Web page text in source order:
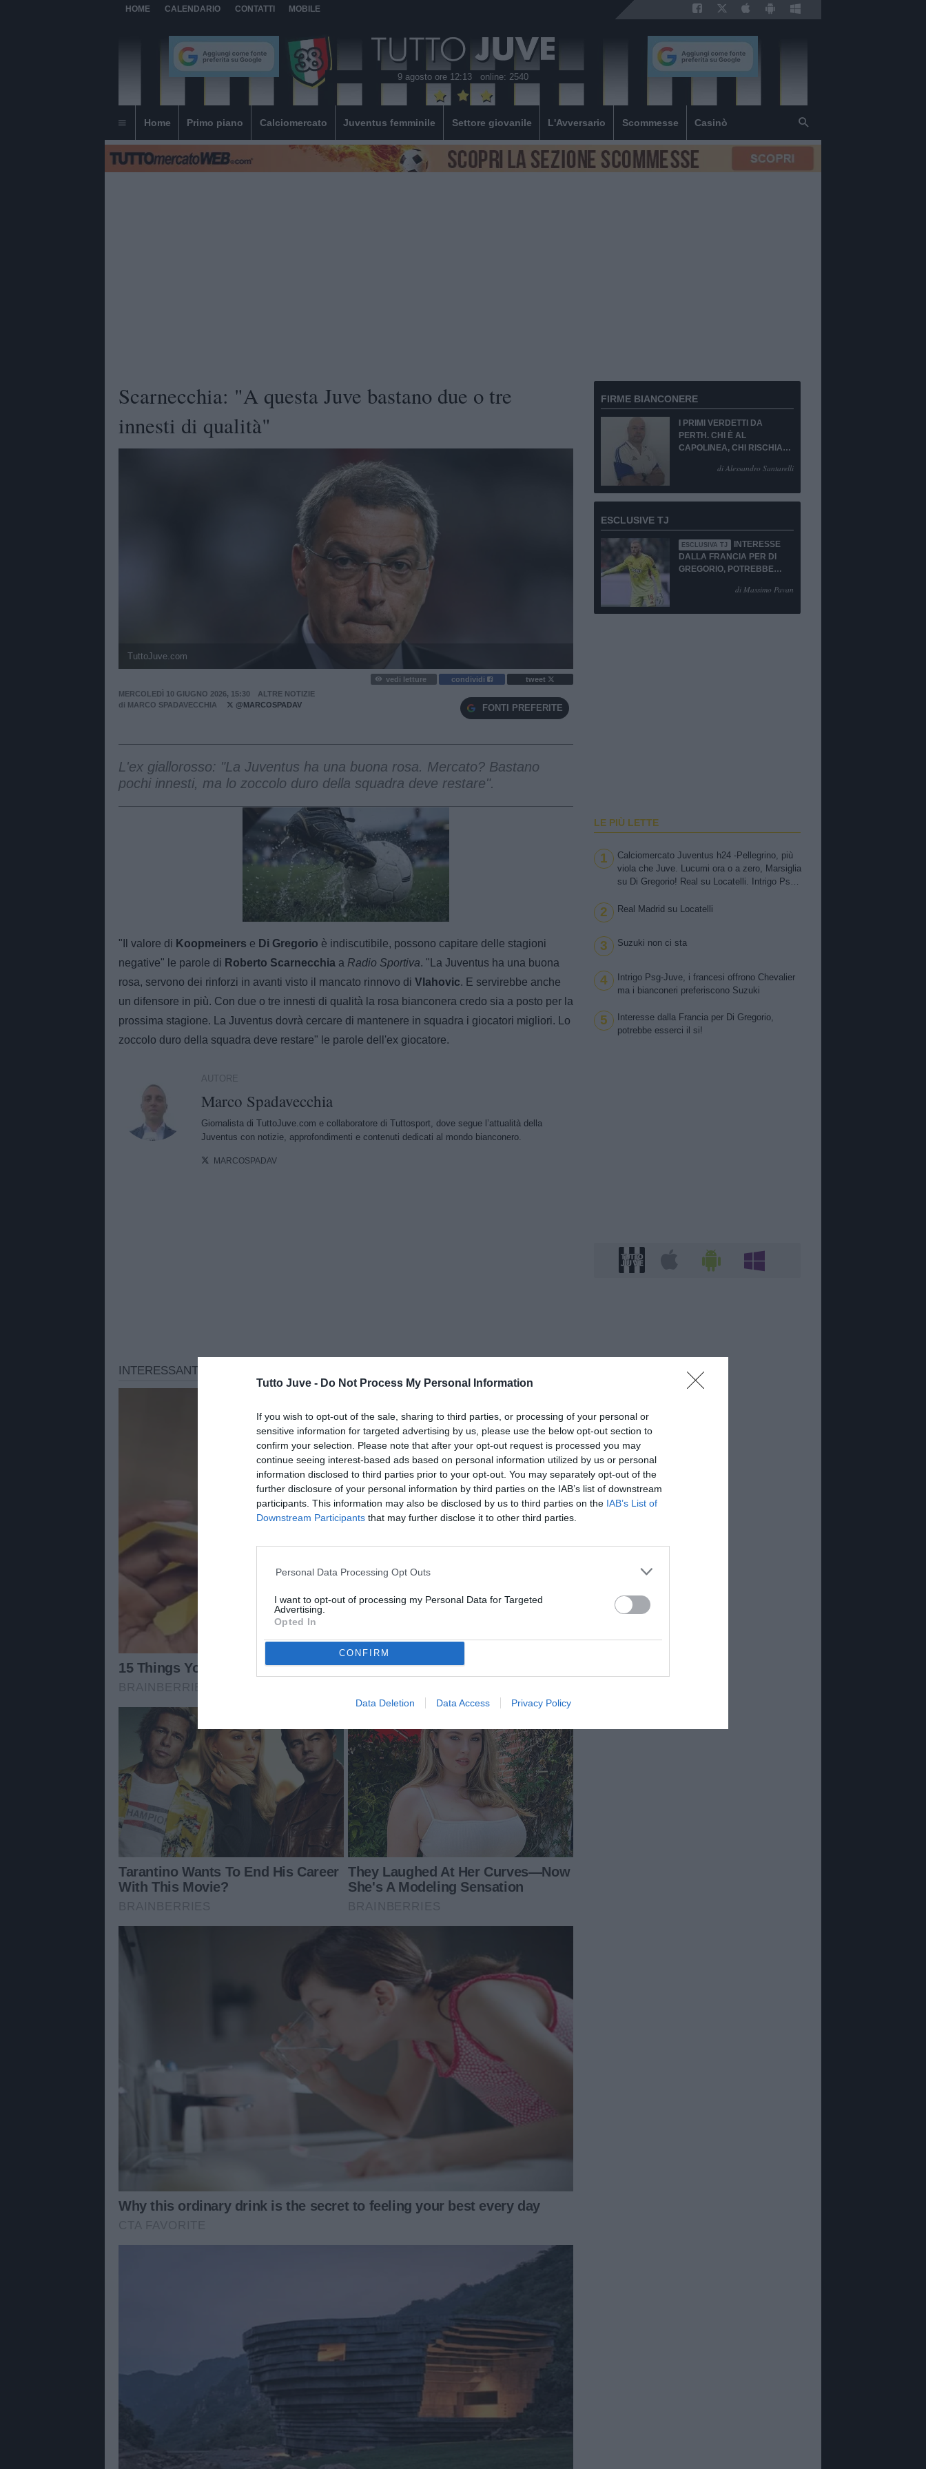
Tutto Juve - Do Not Process My Personal Information
If you wish to opt-out of the sale, sharing to third parties, or processing of your personal or
sensitive information for targeted advertising by us, please use the below opt-out section to
confirm your selection. Please note that after your opt-out request is processed you may
continue seeing interest-based ads based on personal information utilized by us or personal
information disclosed to third parties prior to your opt-out. You may separately opt-out of the
further disclosure of your personal information by third parties on the IAB’s list of downstream
participants. This information may also be disclosed by us to third parties on the IAB’s List of
Downstream Participants that may further disclose it to other third parties.
Personal Data Processing Opt Outs
I want to opt-out of processing my Personal Data for Targeted
Advertising.
Opted In
CONFIRM
Data Deletion Data Access Privacy Policy
HOME CALENDARIO CONTATTI MOBILE
9 agosto ore 12:13 online: 2540
Home Primo piano Calciomercato Juventus femminile Settore giovanile L'Avversario Scommesse Casinò
Scarnecchia: "A questa Juve bastano due o tre
innesti di qualità"
TuttoJuve.com
vedi letture condividi
tweet
MERCOLEDÌ 10 GIUGNO 2026, 15:30
ALTRE NOTIZIE
di MARCO SPADAVECCHIA @MARCOSPADAV FONTI PREFERITE
L'ex giallorosso: "La Juventus ha una buona rosa. Mercato? Bastano
pochi innesti, ma lo zoccolo duro della squadra deve restare".
Unmute
Loaded
100.00%
"Il valore di Koopmeiners e Di Gregorio è indiscutibile, possono capitare delle stagioni
negative" le parole di Roberto Scarnecchia a Radio Sportiva. "La Juventus ha una buona
rosa, servono dei rinforzi in avanti visto il mancato rinnovo di Vlahovic. E servirebbe anche
un difensore in più. Con due o tre innesti di qualità la rosa bianconera credo sia a posto per la
prossima stagione. La Juventus dovrà cercare di mantenere in squadra i giocatori migliori. Lo
zoccolo duro della squadra deve restare" le parole dell'ex giocatore.
AUTORE
Marco Spadavecchia
Giornalista di TuttoJuve.com e collaboratore di Tuttosport, dove segue l’attualità della
Juventus con notizie, approfondimenti e contenuti dedicati al mondo bianconero.
MARCOSPADAV
FIRME BIANCONERE
I PRIMI VERDETTI DA
PERTH. CHI È AL
CAPOLINEA, CHI RISCHIA
PANCHINA. PORTIERE
di Alessandro Santarelli
ESCLUSIVE TJ
ESCLUSIVA TJ
INTERESSE
DALLA FRANCIA PER DI
GREGORIO, POTREBBE
di Massimo Pavan
LE PIÙ LETTE
1
Calciomercato Juventus h24 -Pellegrino, più
viola che Juve. Lucumi ora o a zero, Marsiglia
su Di Gregorio! Real su Locatelli. Intrigo Psg-
2 Real Madrid su Locatelli
3 Suzuki non ci sta
4
Intrigo Psg-Juve, i francesi offrono Chevalier
ma i bianconeri preferiscono Suzuki
5
Interesse dalla Francia per Di Gregorio,
potrebbe esserci il si!